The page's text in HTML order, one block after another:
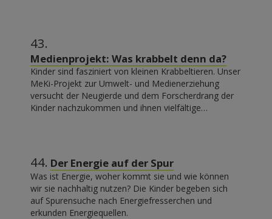
43.
Medienprojekt: Was krabbelt denn da?
Kinder sind fasziniert von kleinen Krabbeltieren. Unser
MeKi-Projekt zur Umwelt- und Medienerziehung
versucht der Neugierde und dem Forscherdrang der
Kinder nachzukommen und ihnen vielfältige…
44. Der Energie auf der Spur
Was ist Energie, woher kommt sie und wie können
wir sie nachhaltig nutzen? Die Kinder begeben sich
auf Spurensuche nach Energiefresserchen und
erkunden Energiequellen.